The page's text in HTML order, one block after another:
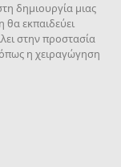
δημιουργία μιας
θα εκπαιδεύει
στην προστασία
η χειραγώγηση